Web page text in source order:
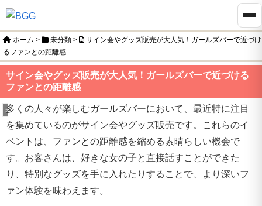
ホーム > 未分類 >
サイン会やグッズ販売が大人気！ガールズバーで近づけ
るファンとの距離感
サイン会やグッズ販売が大人気！ガールズバーで近づける
ファンとの距離感
未分類
多くの人々が楽しむガールズバーにおいて、最近特に注目
を集めているのがサイン会やグッズ販売です。これらのイ
ベントは、ファンとの距離感を縮める素晴らしい機会で
す。お客さんは、好きな女の子と直接話すことができた
り、特別なグッズを手に入れたりすることで、より深いフ
ァン体験を味わえます。